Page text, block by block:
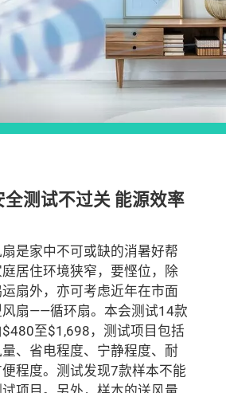
不过关 能源效率
是家中不可或缺的消暑好帮
居住环境狭窄，要悭位，除
扇外，亦可考虑近年在市面
扇——循环扇。本会测试14款
至$1,698，测试项目包括
、省电程度、宁静程度、耐
程度。测试发现7款样本不能